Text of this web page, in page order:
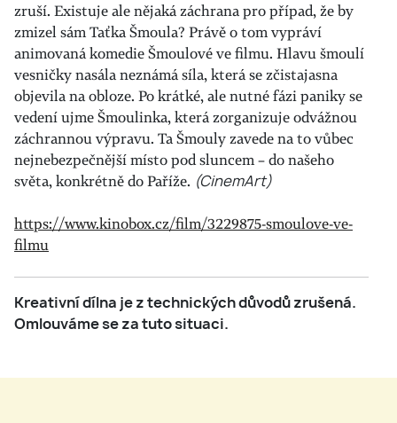
zruší. Existuje ale nějaká záchrana pro případ, že by
zmizel sám Taťka Šmoula? Právě o tom vypráví
animovaná komedie Šmoulové ve filmu. Hlavu šmoulí
vesničky nasála neznámá síla, která se zčistajasna
objevila na obloze. Po krátké, ale nutné fázi paniky se
vedení ujme Šmoulinka, která zorganizuje odvážnou
záchrannou výpravu. Ta Šmouly zavede na to vůbec
nejnebezpečnější místo pod sluncem – do našeho
světa, konkrétně do Paříže. (CinemArt)
https://www.kinobox.cz/film/3229875-smoulove-ve-
filmu
Kreativní dílna je z technických důvodů zrušená.
Omlouváme se za tuto situaci.